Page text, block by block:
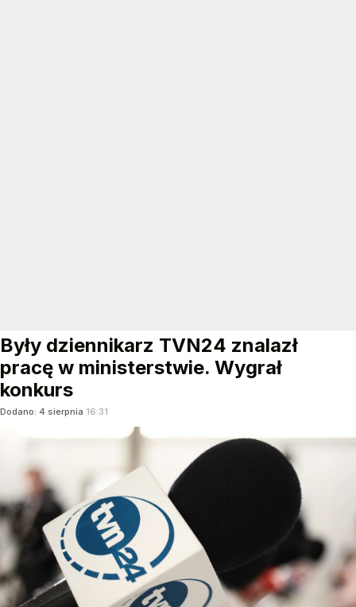
Były dziennikarz TVN24 znalazł
pracę w ministerstwie. Wygrał
konkurs
Dodano: 4 sierpnia 16:31